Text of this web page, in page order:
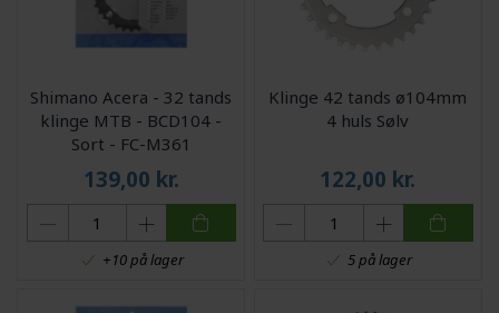
Shimano Acera - 32 tands
klinge MTB - BCD104 -
Sort - FC-M361
139,00 kr.
+10 på lager
Klinge 42 tands ø104mm
4 huls Sølv
122,00 kr.
5 på lager